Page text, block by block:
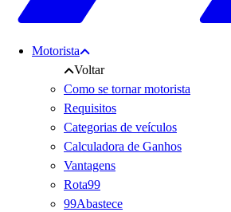
Motorista
Voltar
Como se tornar motorista
Requisitos
Categorias de veículos
Calculadora de Ganhos
Vantagens
Rota99
99Abastece